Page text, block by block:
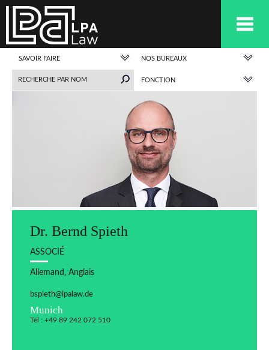
SAVOIR FAIRE NOS BUREAUX
FONCTION
Dr. Bernd Spieth
ASSOCIÉ
Allemand, Anglais
bspieth@lpalaw.de
Munich
Tél : +49 89 242 072 510